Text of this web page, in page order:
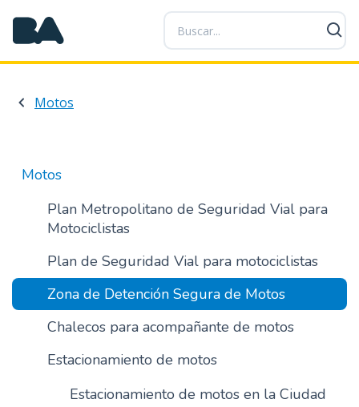
P
a
s
a
t
i
d
o
r
i
c
Motos
Motos
Plan Metropolitano de Seguridad Vial para
Motociclistas
Plan de Seguridad Vial para motociclistas
Zona de Detención Segura de Motos
Chalecos para acompañante de motos
Estacionamiento de motos
Estacionamiento de motos en la Ciudad